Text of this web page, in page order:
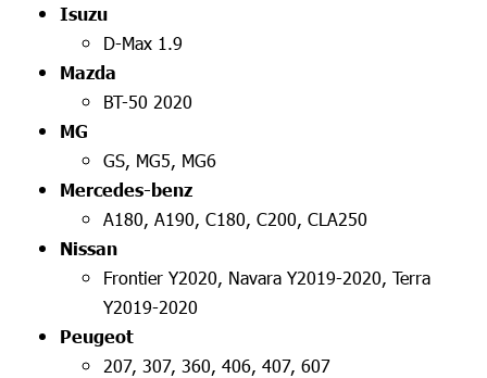
Isuzu
D-Max 1.9
Mazda
BT-50 2020
MG
GS, MG5, MG6
Mercedes-benz
A180, A190, C180, C200, CLA250
Nissan
Frontier Y2020, Navara Y2019-2020, Terra
Y2019-2020
Peugeot
207, 307, 360, 406, 407, 607